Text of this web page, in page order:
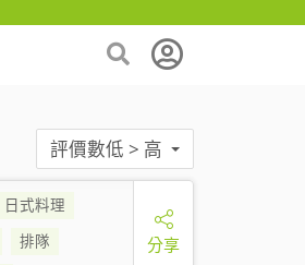
評價數低 > 高
日式料理
排隊
分享